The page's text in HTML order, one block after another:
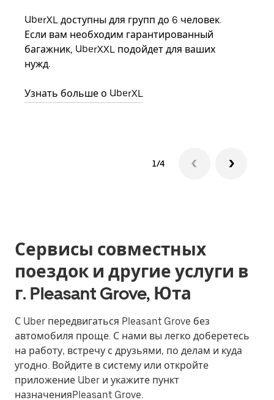
UberXL доступны для групп до 6 человек.
Если вам необходим гарантированный
багажник, UberXXL подойдет для ваших
нужд.
Узнать больше о UberXL
1/4
Сервисы совместных
поездок и другие услуги в
г. Pleasant Grove, Юта
С Uber передвигаться Pleasant Grove без
автомобиля проще. С нами вы легко доберетесь
на работу, встречу с друзьями, по делам и куда
угодно. Войдите в систему или откройте
приложение Uber и укажите пункт
назначенияPleasant Grove.